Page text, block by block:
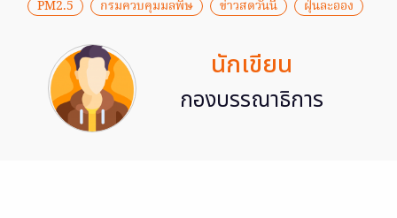
PM2.5 กรมควบคุมมลพิษ ข่าวสดวันนี้ ฝุ่นละออง
นักเขียน
กองบรรณาธิการ